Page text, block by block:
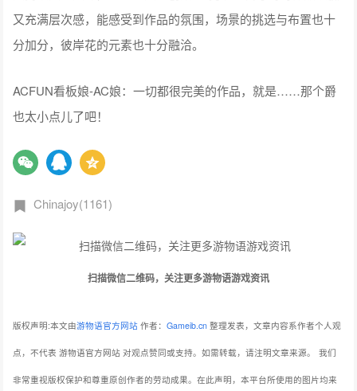
又充满层次感，能感受到作品的氛围，场景的挑选与布置也十
分加分，彼岸花的元素也十分融洽。
ACFUN看板娘-AC娘：一切都很完美的作品，就是……那个爵
也太小点儿了吧！
Chinajoy(1161)
扫描微信二维码，关注更多游物语游戏资讯
版权声明:本文由游物语官方网站 作者：Gameib.cn 整理发表，文章内容系作者个人观
点，不代表 游物语官方网站 对观点赞同或支持。如需转载，请注明文章来源。 我们
非常重视版权保护和尊重原创作者的劳动成果。在此声明，本平台所使用的图片均来